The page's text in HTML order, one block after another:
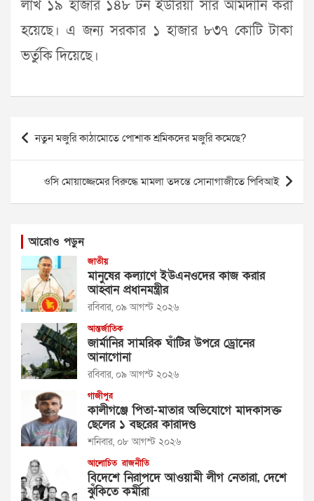
লাখ ১৯ হাজার ১৪৮ টন ইউরিয়া সার আমদানি করা
হয়েছে। এ জন্য সরকার ১ হাজার ৮৩৭ কোটি টাকা
ভর্তুকি দিয়েছে।
Post
navigation
নতুন মজুরি কাঠামোতে পোশাক শ্রমিকদের মজুরি কমেছে?
ওসি মোয়াজ্জেমের বিরুদ্ধে মামলা তদন্তে সোনাগাজীতে পিবিআই
আরোও পড়ুন
জাতীয়
মানুষের কল্যাণে ইউএনওদের কাজ করার
আহ্বান প্রধানমন্ত্রীর
রবিবার, ০৯ আগস্ট ২০২৬
আন্তর্জাতিক
জার্মানির সামরিক ঘাঁটির উপরে ড্রোনের
আনাগোনা
রবিবার, ০৯ আগস্ট ২০২৬
গাজীপুর
কালীগঞ্জে পিতা-মাতার অভিযোগে মাদকাসক্ত
ছেলের ১ বছরের কারাদণ্ড
শনিবার, ০৮ আগস্ট ২০২৬
আলোচিত রাজনীতি
বিদেশে নিরাপদে আওয়ামী লীগ নেতারা, দেশে
ঝুঁকিতে কর্মীরা